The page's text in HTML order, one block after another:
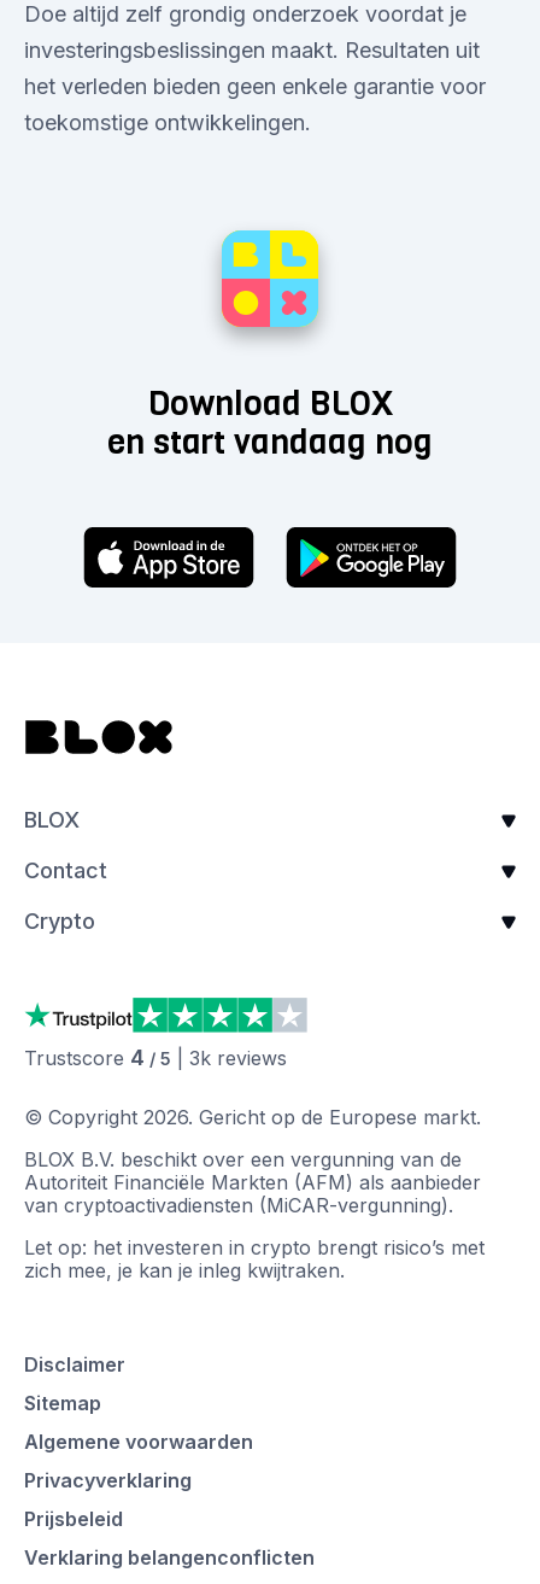
Doe altijd zelf grondig onderzoek voordat je
investeringsbeslissingen maakt. Resultaten uit
het verleden bieden geen enkele garantie voor
toekomstige ontwikkelingen.
Download BLOX
en start vandaag nog
BLOX
Contact
Crypto
Trustscore 4 / 5 3k reviews
© Copyright 2026. Gericht op de Europese markt.
BLOX B.V. beschikt over een vergunning van de
Autoriteit Financiële Markten (AFM) als aanbieder
van cryptoactivadiensten (MiCAR-vergunning).
Let op: het investeren in crypto brengt risico’s met
zich mee, je kan je inleg kwijtraken.
Disclaimer
Sitemap
Algemene voorwaarden
Privacyverklaring
Prijsbeleid
Verklaring belangenconflicten